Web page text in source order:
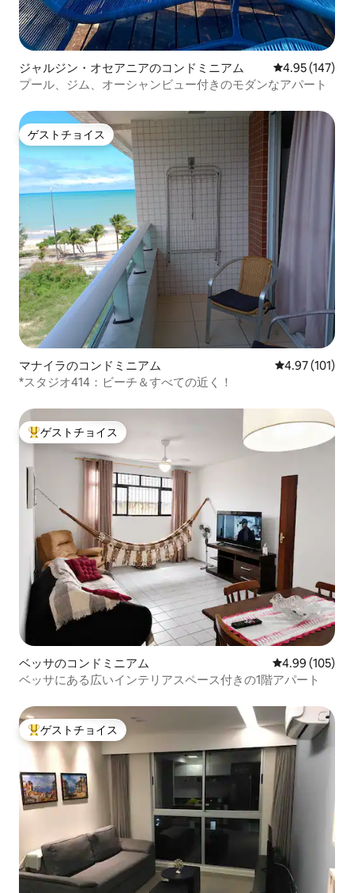
ジャルジン・オセアニアのコンドミニアム レビュー147
4.95 (147)
プール、ジム、オーシャンビュー付きのモダンなアパート
ゲストチョイス
ゲストチョイス
マナイラのコンドミニアム レビュー101
4.97 (101)
*スタジオ414：ビーチ＆すべての近く！
大好評のゲストチョイスです。
ゲストチョイス
ベッサのコンドミニアム レビュー105
4.99 (105)
ベッサにある広いインテリアスペース付きの1階アパート
大好評のゲストチョイスです。
ゲストチョイス